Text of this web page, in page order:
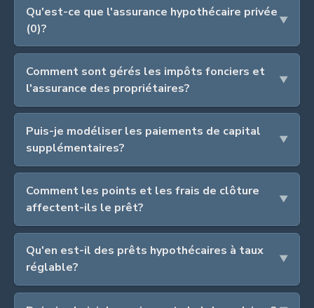
Qu'est-ce que l'assurance hypothécaire privée
(0)?
Comment sont gérés les impôts fonciers et
l'assurance des propriétaires?
Puis-je modéliser les paiements de capital
supplémentaires?
Comment les points et les frais de clôture
affectent-ils le prêt?
Qu'en est-il des prêts hypothécaires à taux
réglable?